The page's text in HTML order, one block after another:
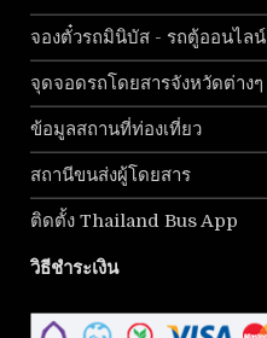
จองตั๋วรถมินิบัส - รถตู้ออนไลน์
จุดจอดรถโดยสารจังหวัดต่างๆ
ข้อมูลสถานที่ท่องเที่ยว
สถานีขนส่งผู้โดยสาร
ติดตั้ง Thailand Bus App
วิธีชำระเงิน